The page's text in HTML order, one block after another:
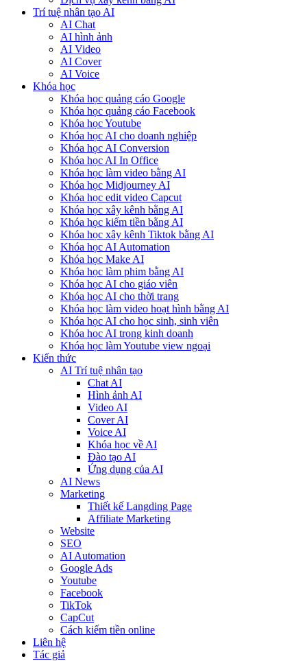
Trí tuệ nhân tạo AI
AI Chat
AI hình ảnh
AI Video
AI Cover
AI Voice
Khóa học
Khóa học quảng cáo Google
Khóa học quảng cáo Facebook
Khóa học Youtube
Khóa học AI cho doanh nghiệp
Khóa học AI Conversion
Khóa học AI In Office
Khóa học làm video bằng AI
Khóa học Midjourney AI
Khóa học edit video Capcut
Khóa học xây kênh bằng AI
Khóa học kiếm tiền bằng AI
Khóa học xây kênh Tiktok bằng AI
Khóa học AI Automation
Khóa học Make AI
Khóa học làm phim bằng AI
Khóa học AI cho giáo viên
Khóa học AI cho thời trang
Khóa học làm video hoạt hình bằng AI
Khóa học AI cho học sinh, sinh viên
Khóa hoc AI trong kinh doanh
Khóa học làm Youtube view ngoại
Kiến thức
AI Trí tuệ nhân tạo
Chat AI
Hình ảnh AI
Video AI
Cover AI
Voice AI
Khóa học về AI
Đào tạo AI
Ứng dụng của AI
AI News
Marketing
Thiết kế Langding Page
Affiliate Marketing
Website
SEO
AI Automation
Google Ads
Youtube
Facebook
TikTok
CapCut
Cách kiếm tiền online
Liên hệ
Tác giả